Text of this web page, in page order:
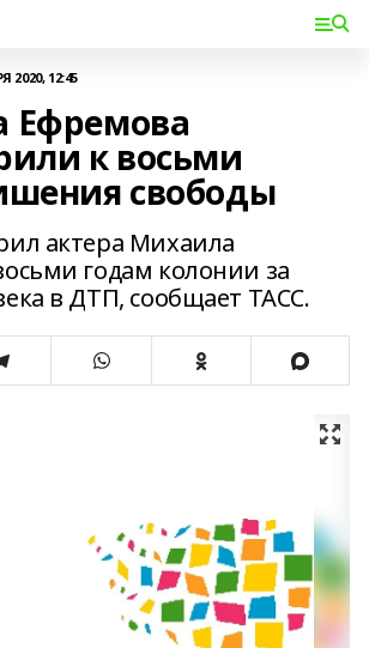
2020, 12:45
Ефремова
к восьми
свободы
актера Михаила
годам колонии за
в ДТП, сообщает ТАСС.